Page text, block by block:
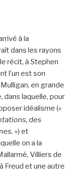
à la
dans les rayons
récit, à Stephen
l’un est son
en grande
dans laquelle, pour
idéalisme («
des
») et
on a la
Villiers de
Freud et une autre